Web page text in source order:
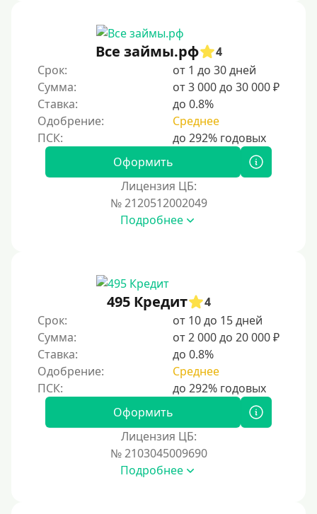
Онлайн круглосуточно
На карту круглосуточно
24/7
Деньги в долг
В долг на карту
Срок
10 дней
2 недели
15 дней
20 дней
30 дней без процентов
Все займы.рф
4
Срок:
от 1 до 30 дней
Сумма:
от 3 000 до 30 000 ₽
Ставка:
до 0.8%
Одобрение:
Среднее
Оформить
Лицензия ЦБ:
№ 2120512002049
Подробнее
495 Кредит
4
Срок:
от 10 до 15 дней
Сумма:
от 2 000 до 20 000 ₽
Ставка:
до 0.8%
Одобрение:
Среднее
Оформить
Лицензия ЦБ:
№ 2103045009690
Подробнее